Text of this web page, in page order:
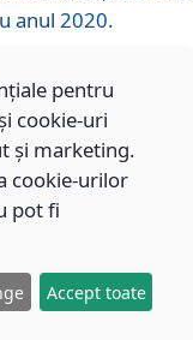
anul 2020.
pentru serviciile
pentru Persoane
pentru serviciile
pentru
cookie-uri
și marketing.
cookie-urilor
pot fi
Accept toate